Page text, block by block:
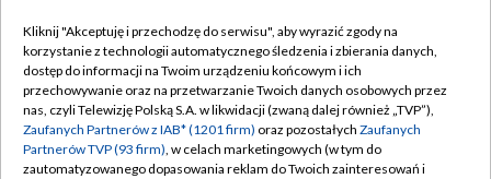
TVP
Abonament TVP
Emisja w TVP
Centrum informacji TVP
Regulamin TVP
Polityka prywatności
Moje zgody
Kliknij "Akceptuję i przechodzę do serwisu", aby wyrazić zgody na
korzystanie z technologii automatycznego śledzenia i zbierania danych,
dostęp do informacji na Twoim urządzeniu końcowym i ich
przechowywanie oraz na przetwarzanie Twoich danych osobowych przez
nas, czyli Telewizję Polską S.A. w likwidacji (zwaną dalej również „TVP”),
Zaufanych Partnerów z IAB* (1201 firm) oraz pozostałych Zaufanych
Partnerów TVP (93 firm), w celach marketingowych (w tym do
zautomatyzowanego dopasowania reklam do Twoich zainteresowań i